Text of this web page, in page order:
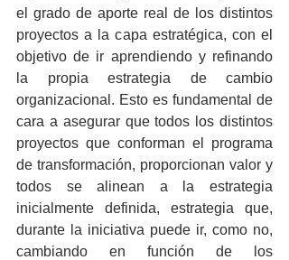
el grado de aporte real de los distintos
proyectos a la capa estratégica, con el
objetivo de ir aprendiendo y refinando
la propia estrategia de cambio
organizacional. Esto es fundamental de
cara a asegurar que todos los distintos
proyectos que conforman el programa
de transformación, proporcionan valor y
todos se alinean a la estrategia
inicialmente definida, estrategia que,
durante la iniciativa puede ir, como no,
cambiando en función de los